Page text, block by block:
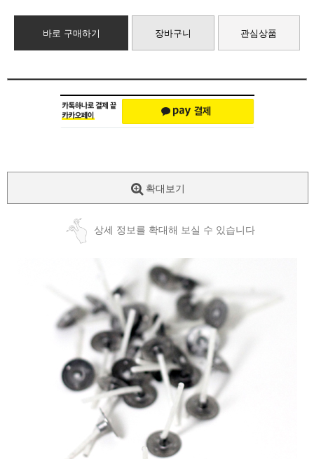
바로 구매하기 장바구니 관심상품
확대보기
상세 정보를 확대해 보실 수 있습니다